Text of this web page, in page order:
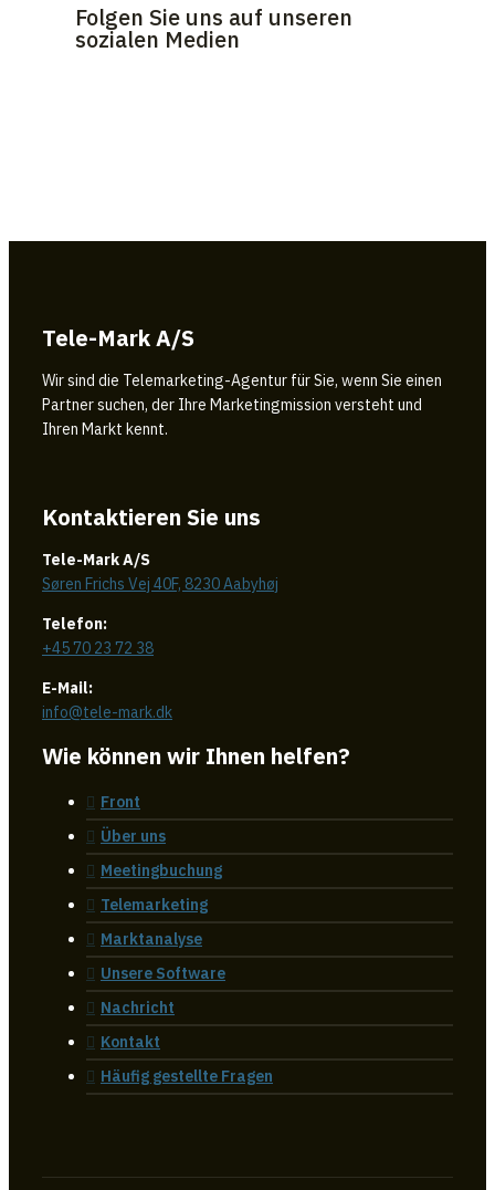
Folgen Sie uns auf unseren
sozialen Medien
Tele-Mark A/S
Wir sind die Telemarketing-Agentur für Sie, wenn Sie einen
Partner suchen, der Ihre Marketingmission versteht und
Ihren Markt kennt.
Kontaktieren Sie uns
Tele-Mark A/S
Søren Frichs Vej 40F, 8230 Aabyhøj
Telefon:
+45 70 23 72 38
E-Mail:
info@tele-mark.dk
Wie können wir Ihnen helfen?
Front
Über uns
Meetingbuchung
Telemarketing
Marktanalyse
Unsere Software
Nachricht
Kontakt
Häufig gestellte Fragen